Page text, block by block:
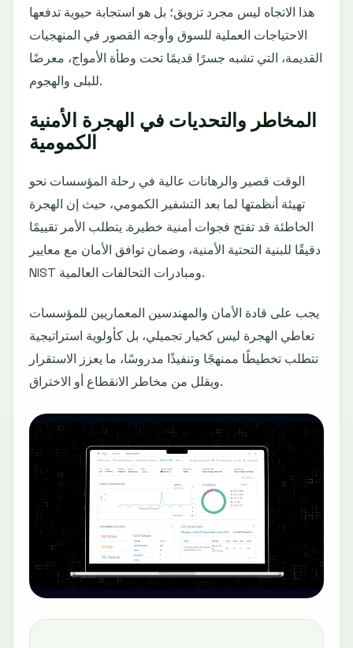
هذا الاتجاه ليس مجرد تزويق؛ بل هو استجابة حيوية تدفعها
الاحتياجات العملية للسوق وأوجه القصور في المنهجيات
القديمة، التي تشبه جسرًا قديمًا تحت وطأة الأمواج، معرضًا
للبلى والهجوم.
المخاطر والتحديات في الهجرة الأمنية
الكمومية
الوقت قصير والرهانات عالية في رحلة المؤسسات نحو
تهيئة أنظمتها لما بعد التشفير الكمومي، حيث إن الهجرة
الخاطئة قد تفتح فجوات أمنية خطيرة. يتطلب الأمر تقييمًا
دقيقًا للبنية التحتية الأمنية، وضمان توافق الأمان مع معايير
NIST ومبادرات التحالفات العالمية.
يجب على قادة الأمان والمهندسين المعماريين للمؤسسات
تعاطي الهجرة ليس كخيار تجميلي، بل كأولوية استراتيجية
تتطلب تخطيطًا ممنهجًا وتنفيذًا مدروسًا، ما يعزز الاستقرار
ويقلل من مخاطر الانقطاع أو الاختراق.